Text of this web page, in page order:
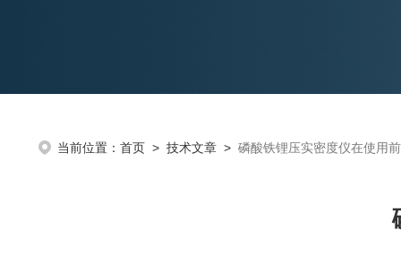
当前位置： 首页 > 技术文章 > 磷酸铁锂压实密度仪在使用